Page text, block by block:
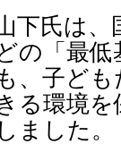
下氏は、
の「最低
、子ど
る環境
ました。